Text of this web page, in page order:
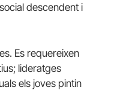
descendent i
Es requereixen
lideratges
els joves pintin